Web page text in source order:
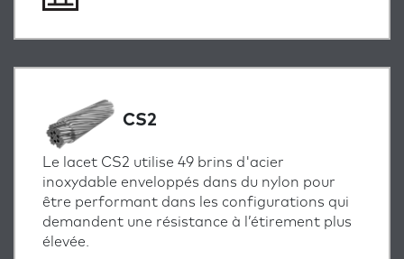
CS2
Le lacet CS2 utilise 49 brins d'acier
inoxydable enveloppés dans du nylon pour
être performant dans les configurations qui
demandent une résistance à l’étirement plus
élevée.